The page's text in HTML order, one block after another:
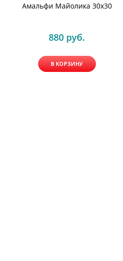
Амальфи Майолика 30x30
880 руб.
В КОРЗИНУ